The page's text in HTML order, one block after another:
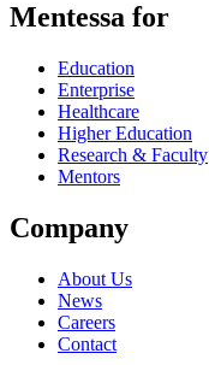
Mentessa for
Education
Enterprise
Healthcare
Higher Education
Research & Faculty
Mentors
Company
About Us
News
Careers
Contact